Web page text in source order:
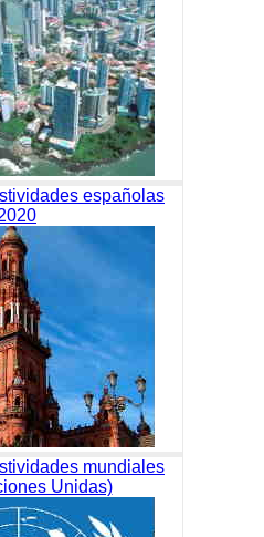
españolas
mundiales
Unidas)